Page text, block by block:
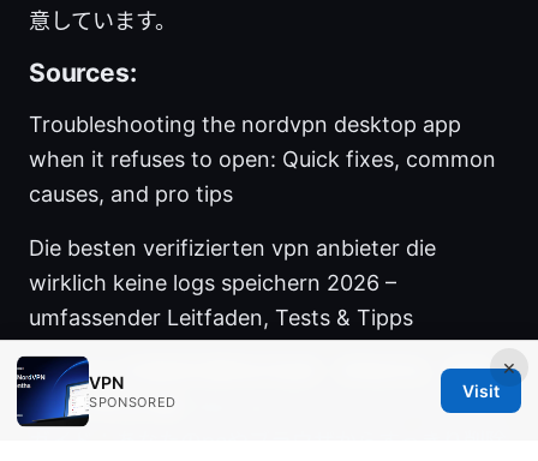
意しています。
Sources:
Troubleshooting the nordvpn desktop app
when it refuses to open: Quick fixes, common
causes, and pro tips
Die besten verifizierten vpn anbieter die
wirklich keine logs speichern 2026 –
umfassender Leitfaden, Tests & Tipps
蜂巢 vpn 优惠券完整购买指南：获取折扣、使用
技巧与常见问题
Hola vpn アンインストール完全
×
VPN
SPONSORED
Visit